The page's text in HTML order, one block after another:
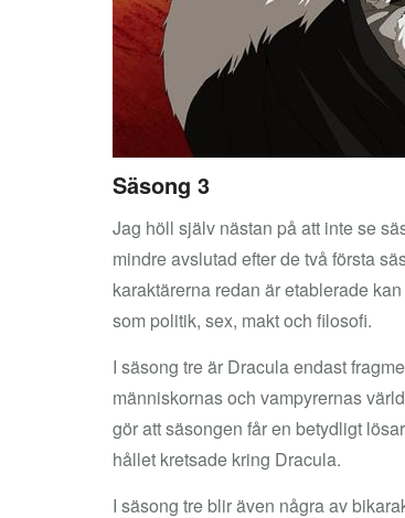
Säsong 3
Jag höll själv nästan på att inte se
mindre avslutad efter de två första
karaktärerna redan är etablerade
som politik, sex, makt och filosofi.
I säsong tre är Dracula endast
människornas och vampyrernas
gör att säsongen får en betydligt
hållet kretsade kring Dracula.
I säsong tre blir även några av